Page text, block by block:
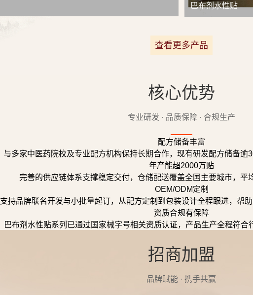
巴布剂水性贴
查看更多产品
核心优势
专业研发 · 品质保障 · 合规生产
配方储备丰富
与多家中医药院校及专业配方机构保持长期合作，现有研发配方储备逾
年产能超2000万贴
完善的供应链体系支撑稳定交付，仓储配送覆盖全国主要城市，平
OEM/ODM定制
支持品牌联名开发与小批量起订，从配方定制到包装设计全程跟进，帮
资质合规有保障
巴布剂水性贴系列已通过国家械字号相关资质认证，产品生产全程符合
招商加盟
品牌赋能 · 携手共赢